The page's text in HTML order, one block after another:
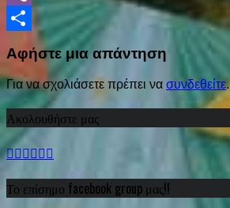
Viber
Share
Αφήστε μια απάντηση
Για να σχολιάσετε πρέπει να συνδεθείτε.
Ακολουθήστε μας
Το επίσημο facebook group μας!!